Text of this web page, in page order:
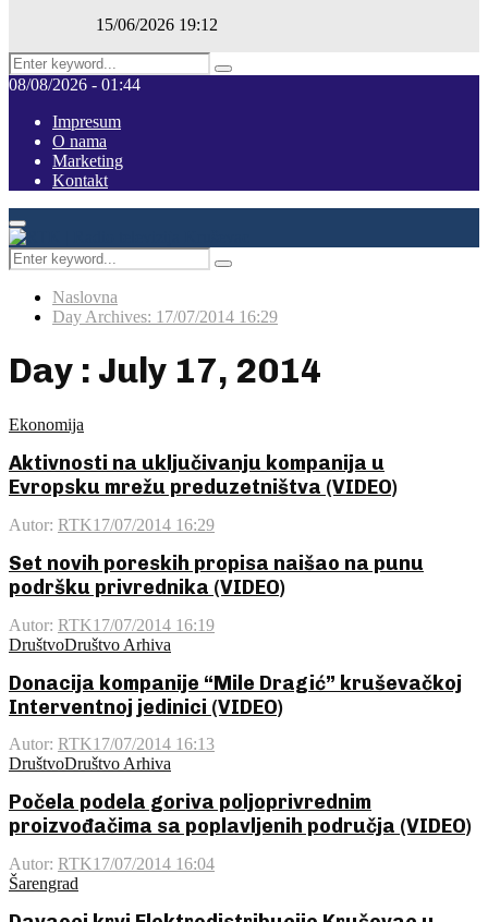
15/06/2026 19:12
Search
for:
Pretraga
08/08/2026 - 01:44
Impresum
O nama
Marketing
Kontakt
Facebook
Instagram
Youtube
Primary
Menu
Search
for:
Pretraga
Naslovna
Day Archives: 17/07/2014 16:29
Day : July 17, 2014
Ekonomija
Aktivnosti na uključivanju kompanija u
Evropsku mrežu preduzetništva (VIDEO)
Autor: RTK17/07/2014 16:29
Set novih poreskih propisa naišao na punu
podršku privrednika (VIDEO)
Autor: RTK17/07/2014 16:19
DruštvoDruštvo Arhiva
Donacija kompanije “Mile Dragić” kruševačkoj
Interventnoj jedinici (VIDEO)
Autor: RTK17/07/2014 16:13
DruštvoDruštvo Arhiva
Počela podela goriva poljoprivrednim
proizvođačima sa poplavljenih područja (VIDEO)
Autor: RTK17/07/2014 16:04
Šarengrad